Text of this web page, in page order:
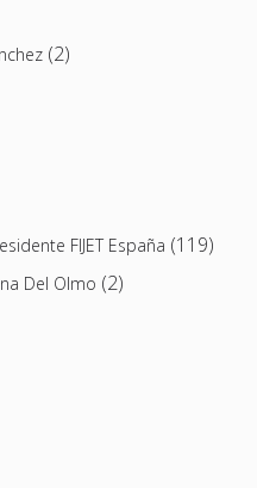
(2)
FIJET España (119)
Del Olmo (2)